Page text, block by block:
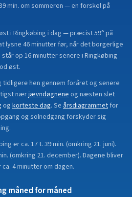
min. om sommeren — en forskel på
i Ringkøbing i dag — præcist 59° på
lysne 46 minutter før, når det borgerlige
op 16 minutter senere i Ringkøbing
øst.
hen gennem foråret og senere
nærjævndøgneneog næsten slet
og korteste dag. Se årsdiagrammetfor
og solnedgang forskyder sig
.
er ca. 17 t. 39 min. (omkring 21. juni).
(omkring 21. december). Dagene bliver
ca. 4minutterom dagen.
måned for måned